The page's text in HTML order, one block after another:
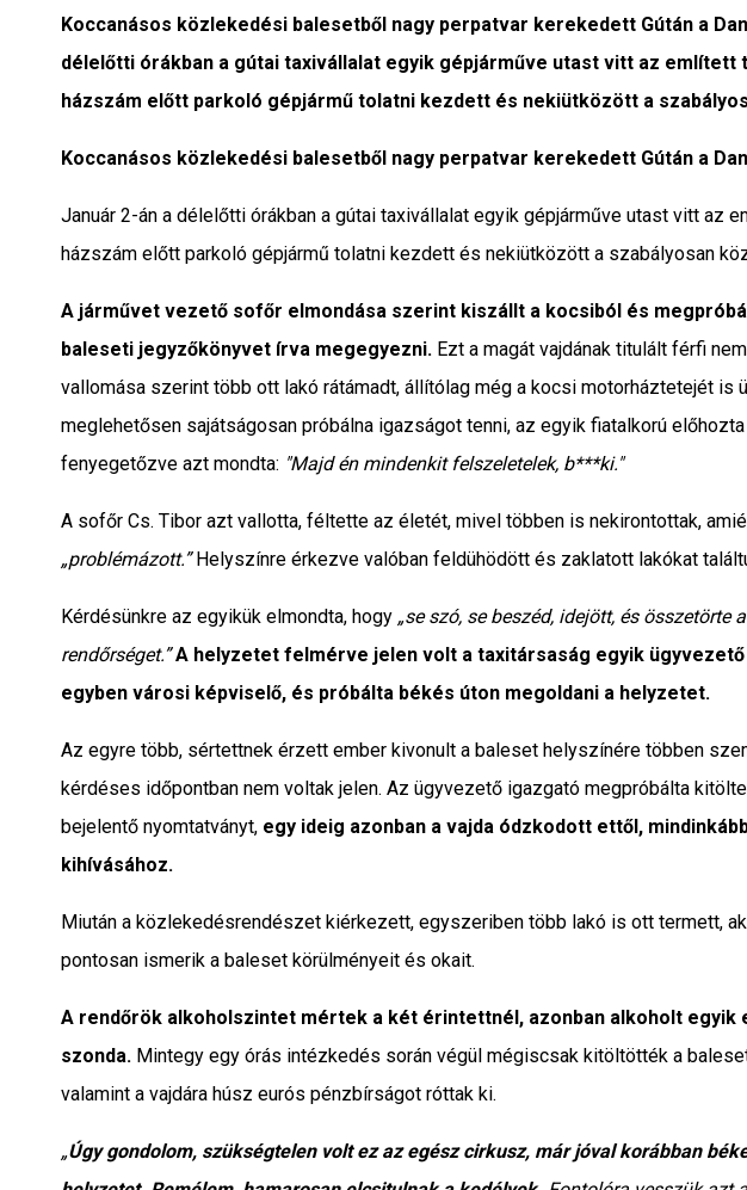
Interjú
Gyereksarok
Városunkról
PR
Kapcsolat
Koccanásos közlekedési balesetből nagy perpatvar kerekedett Gútán a
délelőtti órákban a gútai taxivállalat egyik gépjárműve utast vitt az említett
házszám előtt parkoló gépjármű tolatni kezdett és nekiütközött a
Koccanásos közlekedési balesetből nagy perpatvar kerekedett Gútán a
Január 2-án a délelőtti órákban a gútai taxivállalat egyik gépjárműve utast vitt az
házszám előtt parkoló gépjármű tolatni kezdett és nekiütközött a szabályosan
A járművet vezető sofőr elmondása szerint kiszállt a kocsiból és
baleseti jegyzőkönyvet írva megegyezni. Ezt a magát vajdának titulált férfi
vallomása szerint több ott lakó rátámadt, állítólag még a kocsi motorháztetejét is
meglehetősen sajátságosan próbálna igazságot tenni, az egyik fiatalkorú
fenyegetőzve azt mondta: "Majd én mindenkit felszeletelek, b***ki."
A sofőr Cs. Tibor azt vallotta, féltette az életét, mivel többen is nekirontottak,
„problémázott.”Helyszínre érkezve valóban feldühödött és zaklatott lakókat
Kérdésünkre az egyikük elmondta, hogy „se szó, se beszéd, idejött, és összetörte
rendőrséget.” A helyzetet felmérve jelen volt a taxitársaság egyik
egyben városi képviselő, és próbálta békés úton megoldani a helyzetet.
Az egyre több, sértettnek érzett ember kivonult a baleset helyszínére többen
kérdéses időpontban nem voltak jelen. Az ügyvezető igazgató megpróbálta
bejelentő nyomtatványt, egy ideig azonban a vajda ódzkodott ettől,
kihívásához.
Miután a közlekedésrendészet kiérkezett, egyszeriben több lakó is ott termett,
pontosan ismerik a baleset körülményeit és okait.
A rendőrök alkoholszintet mértek a két érintettnél, azonban alkoholt egyik
szonda. Mintegy egy órás intézkedés során végül mégiscsak kitöltötték a
valamint a vajdára húsz eurós pénzbírságot róttak ki.
„Úgy gondolom, szükségtelen volt ez az egész cirkusz, már jóval korábban